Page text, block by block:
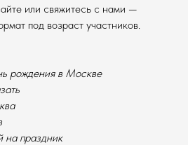
или свяжитесь с нами —
под возраст участников.
рождения в Москве
на праздник